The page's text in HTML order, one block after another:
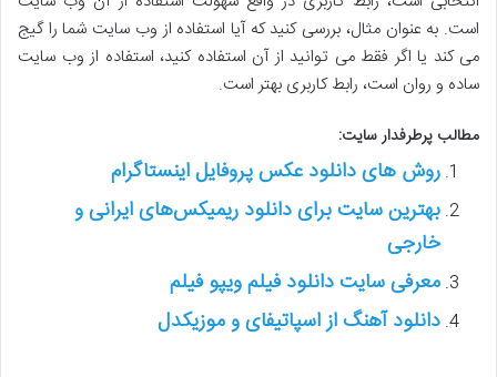
است. به عنوان مثال، بررسی کنید که آیا استفاده از وب سایت شما را گیج
می کند یا اگر فقط می توانید از آن استفاده کنید، استفاده از وب سایت
ساده و روان است، رابط کاربری بهتر است.
مطالب پرطرفدار سایت:
روش های دانلود عکس پروفایل اینستاگرام
بهترین سایت برای دانلود ریمیکس‌های ایرانی و
خارجی
معرفی سایت دانلود فیلم ویپو فیلم
دانلود آهنگ از اسپاتیفای و موزیکدل